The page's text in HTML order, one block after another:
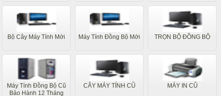
Bộ Cây Máy Tính Mới Máy Tính Đồng Bộ Mới TRỌN BỘ ĐỒNG BỘ
Máy Tính Đồng Bộ Cũ
Bảo Hành 12 Tháng
CÂY MÁY TÍNH CŨ MÁY IN CŨ